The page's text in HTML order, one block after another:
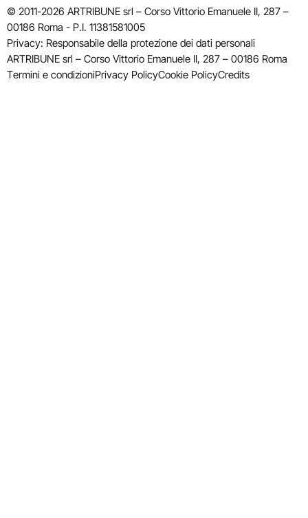
© 2011-2026 ARTRIBUNE srl – Corso Vittorio Emanuele II, 287 –
00186 Roma - P.I. 11381581005
Privacy: Responsabile della protezione dei dati personali
ARTRIBUNE srl – Corso Vittorio Emanuele II, 287 – 00186 Roma
Termini e condizioniPrivacy PolicyCookie PolicyCredits